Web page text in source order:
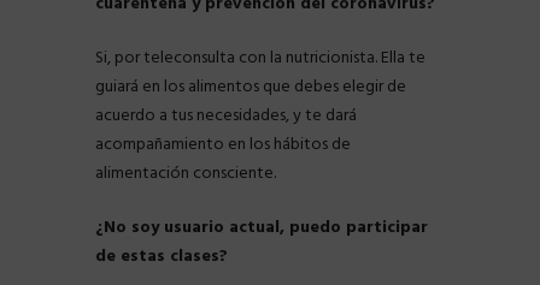
Si, por teleconsulta con la nutricionista. Ella te
guiará en los alimentos que debes elegir de
acuerdo a tus necesidades, y te dará
acompañamiento en los hábitos de
alimentación consciente.
¿No soy usuario actual, puedo participar
de estas clases?